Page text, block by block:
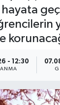
- 12:30